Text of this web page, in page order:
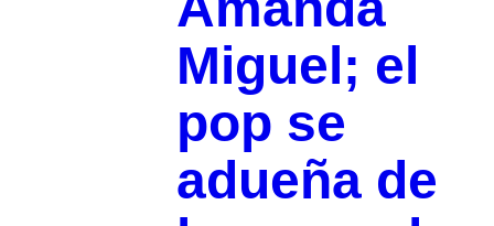
Miguel; el
pop se
adueña de